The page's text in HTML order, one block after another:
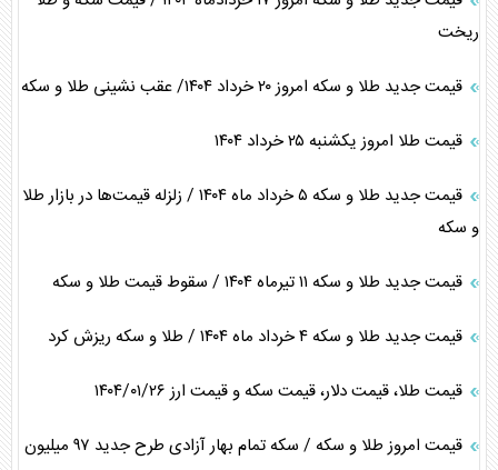
ریخت
قیمت جدید طلا و سکه امروز ۲۰ خرداد ۱۴۰۴/ عقب نشینی طلا و سکه
قیمت طلا امروز یکشنبه ۲۵ خرداد ۱۴۰۴
قیمت جدید طلا و سکه ۵ خرداد ماه ۱۴۰۴ / زلزله قیمت‌ها در بازار طلا
و سکه
قیمت جدید طلا و سکه ۱۱ تیرماه ۱۴۰۴ / سقوط قیمت طلا و سکه
قیمت جدید طلا و سکه ۴ خرداد ماه ۱۴۰۴ / طلا و سکه ریزش کرد
قیمت طلا، قیمت دلار، قیمت سکه و قیمت ارز ۱۴۰۴/۰۱/۲۶
قیمت امروز طلا و سکه / سکه تمام بهار آزادی طرح جدید ۹۷ میلیون